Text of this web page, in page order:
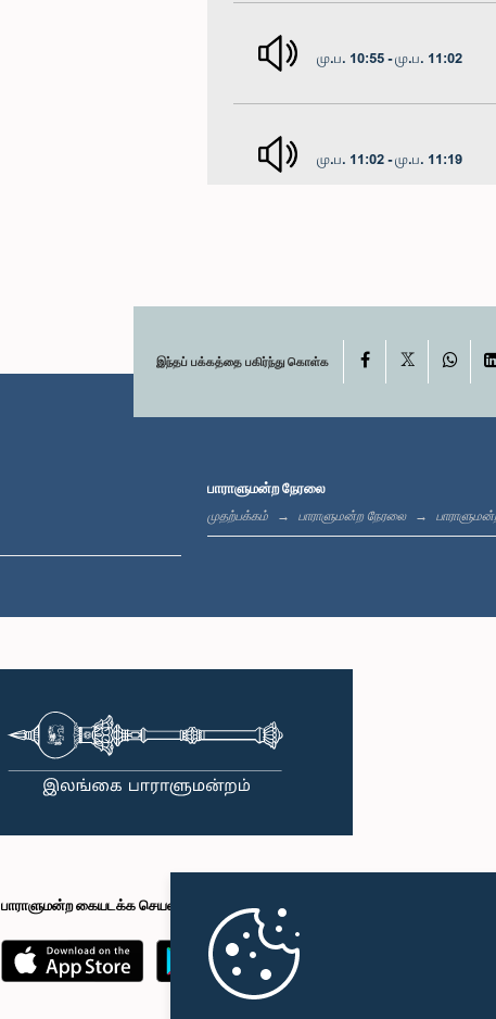
மு.ப. 10:55 - மு.ப. 11:02
மு.ப. 11:02 - மு.ப. 11:19
மு.ப. 11:37 - மு.ப. 11:45
இந்தப் பக்கத்தை பகிர்ந்து கொள்க Facebook
பாராளுமன்ற நேரலை
முதற்பக்கம் பாராளுமன்ற நேரலை
பாராளுமன்ற கையடக்க செயலி